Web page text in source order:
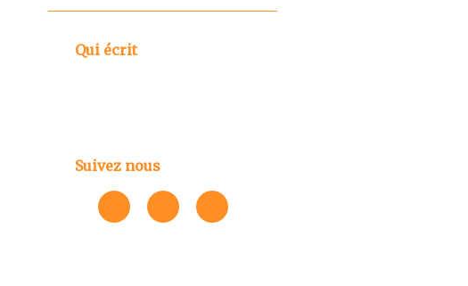
Qui écrit
Suivez nous